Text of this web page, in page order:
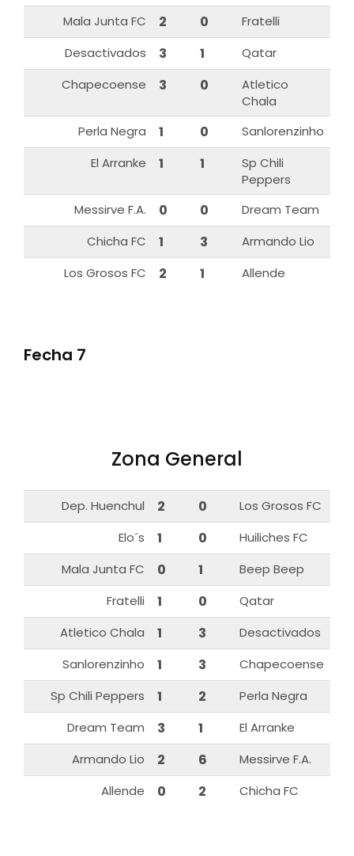
Mala Junta FC
2 0
Fratelli
Desactivados
3 1
Qatar
Chapecoense
3 0
Atletico
Chala
Perla Negra
1 0
Sanlorenzinho
El Arranke
1 1
Sp Chili
Peppers
Messirve F.A.
0 0
Dream Team
Chicha FC
1 3
Armando Lio
Los Grosos FC
2 1 Allende
Fecha 7
Zona General
Dep. Huenchul 2 0
Los Grosos FC
Elo´s
1 0
Huiliches FC
Mala Junta FC
0 1
Beep Beep
Fratelli
1 0
Qatar
Atletico Chala
1 3
Desactivados
Sanlorenzinho
1 3
Chapecoense
Sp Chili Peppers
1 2
Perla Negra
Dream Team
3 1
El Arranke
Armando Lio
2 6
Messirve F.A.
Allende
0 2 Chicha FC